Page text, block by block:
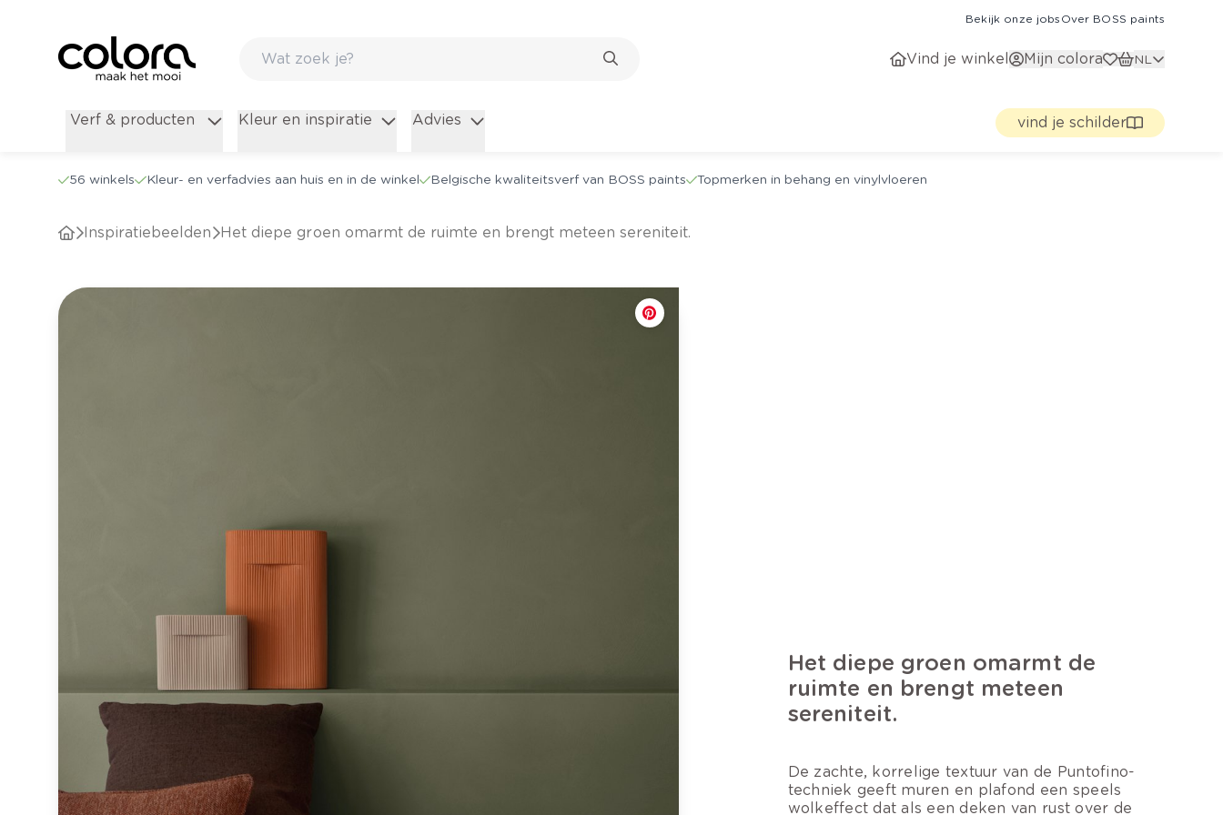
Bekijk onze jobs Over BOSS paints
Vind je winkel Mijn colora NL
Verf & producten Kleur en inspiratie Advies vind je schilder
56 winkels Kleur- en verfadvies aan huis en in de winkel Belgische kwaliteitsverf van BOSS paints Topmerken in behang en vinylvloeren
Inspiratiebeelden Het diepe groen omarmt de ruimte en brengt meteen sereniteit.
Het diepe groen omarmt de
ruimte en brengt meteen
sereniteit.
De zachte, korrelige textuur van de Puntofino-
techniek geeft muren en plafond een speels
wolkeffect dat als een deken van rust over de